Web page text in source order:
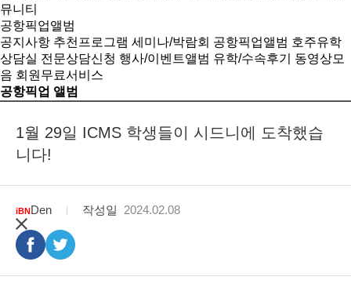
뮤니티
공항픽업앨범
공지사항 추천프로그램 세미나/박람회 공항픽업앨범 호주유학
상담실 전문상담신청 행사/이벤트앨범 유학/수속후기
동영상모
음 회원무료서비스
공항픽업 앨범
1월 29일 ICMS 학생들이 시드니에 도착했습
니다!
iBNDen 작성일 2024.02.08